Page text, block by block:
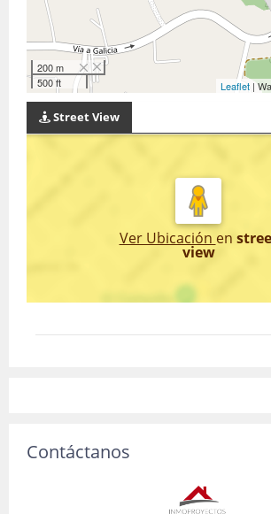
200 m
500 ft
Leaflet |
Street View
Ver Ubicación en
view
Contáctanos